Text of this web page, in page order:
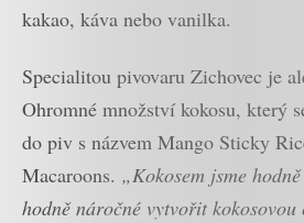
kakao, káva nebo vanilka.
Specialitou pivovaru Zichovec je
Ohromné množství kokosu, který
do piv s názvem Mango Sticky
Macaroons. „Kokosem jsme
hodně náročné vytvořit kokosovou